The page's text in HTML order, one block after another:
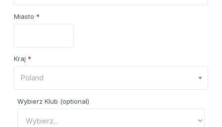
Miasto *
Kraj *
Poland
Wybierz Klub (optional)